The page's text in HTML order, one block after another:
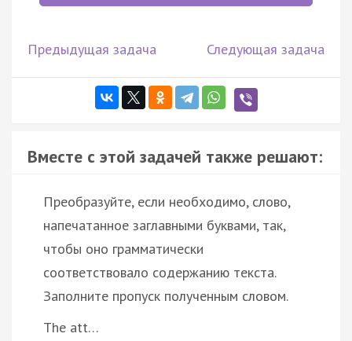
Предыдущая задача Следующая задача
Вместе с этой задачей также решают:
Преобразуйте, если необходимо, слово,
напечатанное заглавными буквами, так,
чтобы оно грамматически
соответствовало содержанию текста.
Заполните пропуск полученным словом.
The att…